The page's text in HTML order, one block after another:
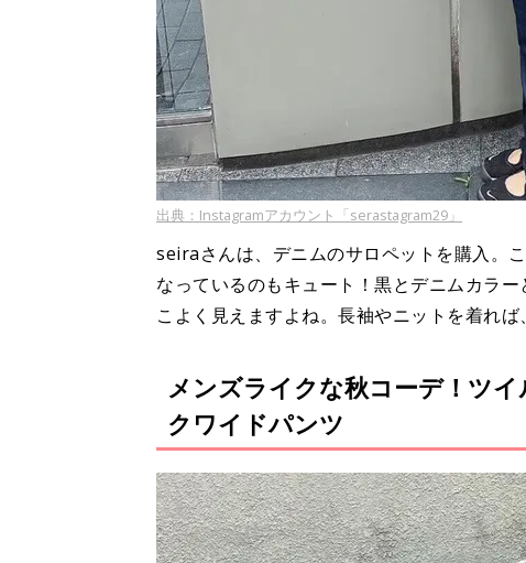
出典：Instagramアカウント「serastagram29」
seiraさんは、デニムのサロペットを購入。
なっているのもキュート！黒とデニムカラ
こよく見えますよね。長袖やニットを着れ
メンズライクな秋コーデ！ツ
クワイドパンツ